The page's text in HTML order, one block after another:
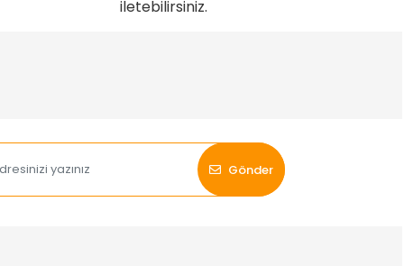
iletebilirsiniz.
Gönder